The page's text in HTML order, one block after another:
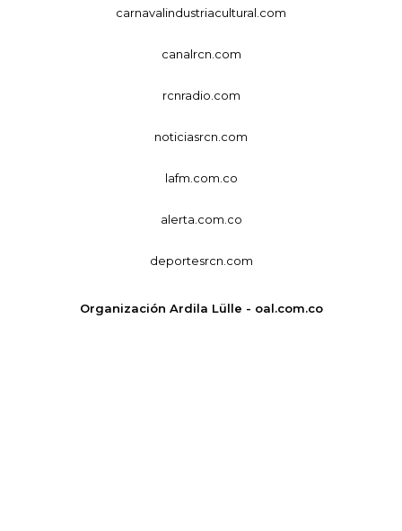
carnavalindustriacultural.com
canalrcn.com
rcnradio.com
noticiasrcn.com
lafm.com.co
alerta.com.co
deportesrcn.com
Organización Ardila Lülle - oal.com.co